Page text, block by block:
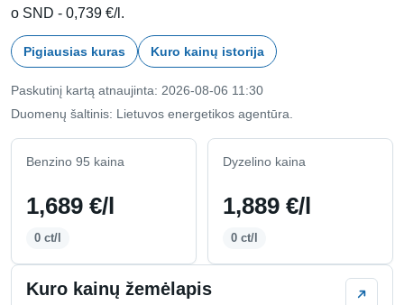
o SND - 0,739 €/l.
Pigiausias kuras Kuro kainų istorija
Paskutinį kartą atnaujinta: 2026-08-06 11:30
Duomenų šaltinis: Lietuvos energetikos agentūra.
Benzino 95 kaina
1,689 €/l
0 ct/l
Dyzelino kaina
1,889 €/l
0 ct/l
Kuro kainų žemėlapis